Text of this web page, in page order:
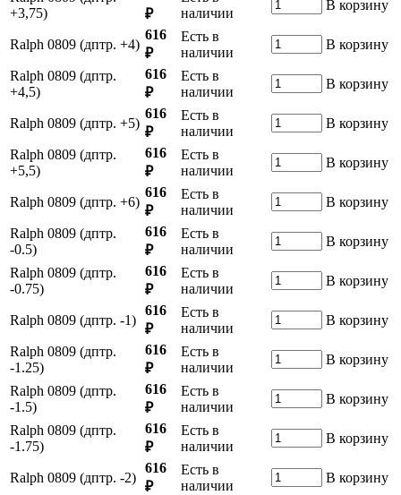
+3,75)
₽
наличии
В корзину
Ralph 0809 (дптр. +4)
616
₽
Есть в
наличии
В корзину
Ralph 0809 (дптр.
+4,5)
616
₽
Есть в
наличии
В корзину
Ralph 0809 (дптр. +5)
616
₽
Есть в
наличии
В корзину
Ralph 0809 (дптр.
+5,5)
616
₽
Есть в
наличии
В корзину
Ralph 0809 (дптр. +6)
616
₽
Есть в
наличии
В корзину
Ralph 0809 (дптр.
-0.5)
616
₽
Есть в
наличии
В корзину
Ralph 0809 (дптр.
-0.75)
616
₽
Есть в
наличии
В корзину
Ralph 0809 (дптр. -1)
616
₽
Есть в
наличии
В корзину
Ralph 0809 (дптр.
-1.25)
616
₽
Есть в
наличии
В корзину
Ralph 0809 (дптр.
-1.5)
616
₽
Есть в
наличии
В корзину
Ralph 0809 (дптр.
-1.75)
616
₽
Есть в
наличии
В корзину
Ralph 0809 (дптр. -2)
616
₽
Есть в
наличии
В корзину